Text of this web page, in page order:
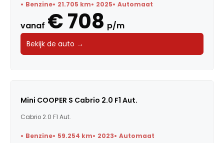
Benzine 21.705 km 2025 Automaat
vanaf € 708 p/m
Bekijk de auto →
Mini COOPER S Cabrio 2.0 F1 Aut.
Cabrio 2.0 F1 Aut.
Benzine 59.254 km 2023 Automaat